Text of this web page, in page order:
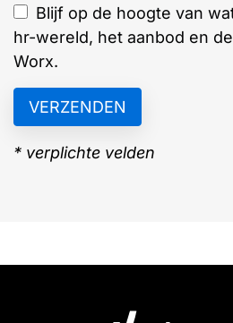
Blijf op de hoogte van
hr-wereld, het aanbod en
Worx.
* verplichte velden